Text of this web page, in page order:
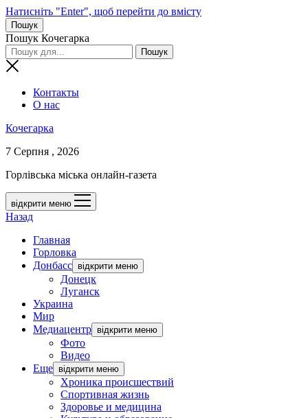
Натисніть "Enter", щоб перейти до вмісту
Пошук
Пошук Кочегарка
Контакты
О нас
Кочегарка
7 Серпня , 2026
Горлівська міська онлайн-газета
відкрити меню
Назад
Главная
Горловка
Донбасс відкрити меню
Донецк
Луганск
Украина
Мир
Медиацентр відкрити меню
Фото
Видео
Еще відкрити меню
Хроника происшествий
Спортивная жизнь
Здоровье и медицина